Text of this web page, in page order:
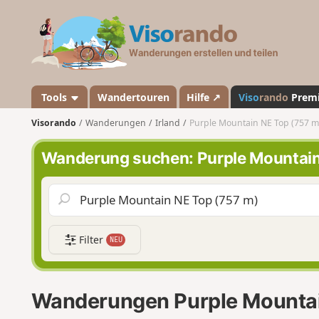
a
n
d
o
Tools Wandertouren Hilfe ↗ Visorando
Visorando Wanderungen Irland Purple Mountain NE Top (757
Wanderung suchen: Purple
Filter NEU
Wanderungen Purple